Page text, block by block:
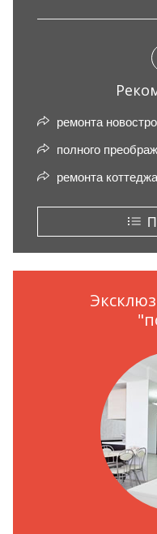
ремонта
полного
ремонта коттеджа